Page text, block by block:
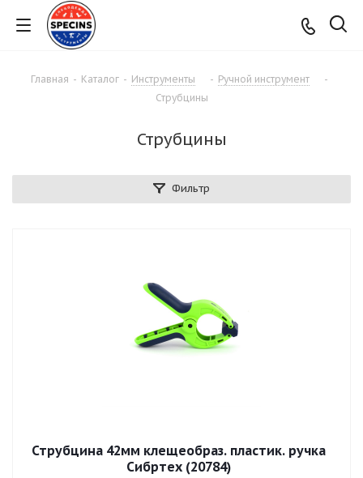
Главная - Каталог - Инструменты - Ручной инструмент
-
Струбцины
Струбцины
Фильтр
Струбцина 42мм клещеобраз. пластик. ручка
Сибртех (20784)